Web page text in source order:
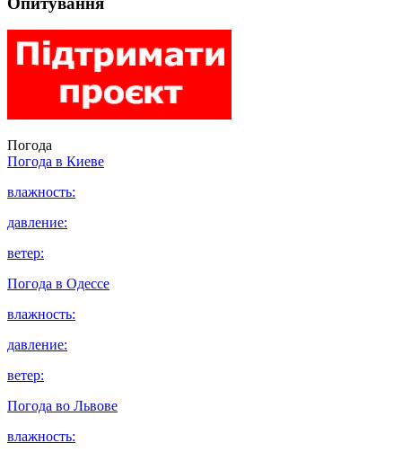
Погода
Погода в Киеве
влажность:
давление:
ветер:
Погода в Одессе
влажность:
давление:
ветер:
Погода во Львове
влажность: